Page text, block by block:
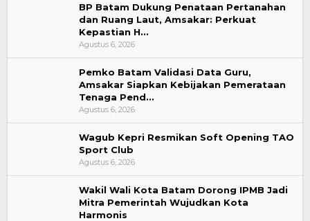
BP Batam Dukung Penataan Pertanahan
dan Ruang Laut, Amsakar: Perkuat
Kepastian H…
Agustus 6, 2026
Pemko Batam Validasi Data Guru,
Amsakar Siapkan Kebijakan Pemerataan
Tenaga Pend…
Agustus 6, 2026
Wagub Kepri Resmikan Soft Opening TAO
Sport Club
Agustus 6, 2026
Wakil Wali Kota Batam Dorong IPMB Jadi
Mitra Pemerintah Wujudkan Kota
Harmonis